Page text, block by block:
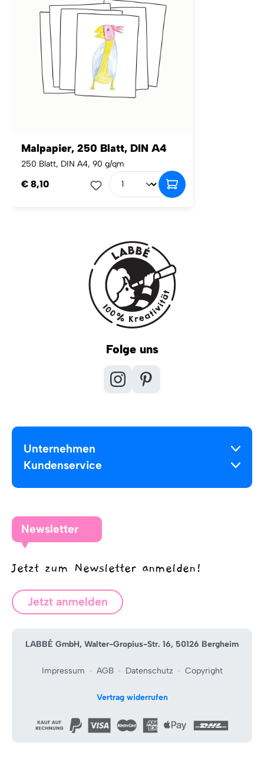
Malpapier, 250 Blatt, DIN A4
250 Blatt, DIN A4, 90 g/qm
€ 8,10
Folge uns
Unternehmen
Kundenservice
Newsletter
Jetzt zum Newsletter anmelden!
Jetzt anmelden
LABBÉ GmbH, Walter-Gropius-Str. 16, 50126 Bergheim
Impressum AGB Datenschutz Copyright
Vertrag widerrufen